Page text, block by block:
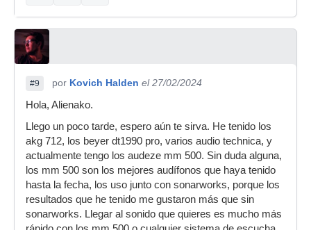
#9 por Kovich Halden el 27/02/2024
Hola, Alienako.
Llego un poco tarde, espero aún te sirva. He tenido los
akg 712, los beyer dt1990 pro, varios audio technica, y
actualmente tengo los audeze mm 500. Sin duda alguna,
los mm 500 son los mejores audífonos que haya tenido
hasta la fecha, los uso junto con sonarworks, porque los
resultados que he tenido me gustaron más que sin
sonarworks. Llegar al sonido que quieres es mucho más